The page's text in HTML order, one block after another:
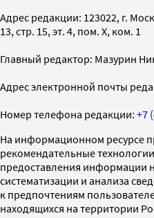
Адрес редакции: 123022, г.
13, стр. 15, эт. 4, пом. X, ком. 1
Главный редактор: Мазурин
Адрес электронной почты
Номер телефона редакции: +7
На информационном ресурсе
рекомендательные
предоставления информации
систематизации и анализа
к предпочтениям
находящихся на территории